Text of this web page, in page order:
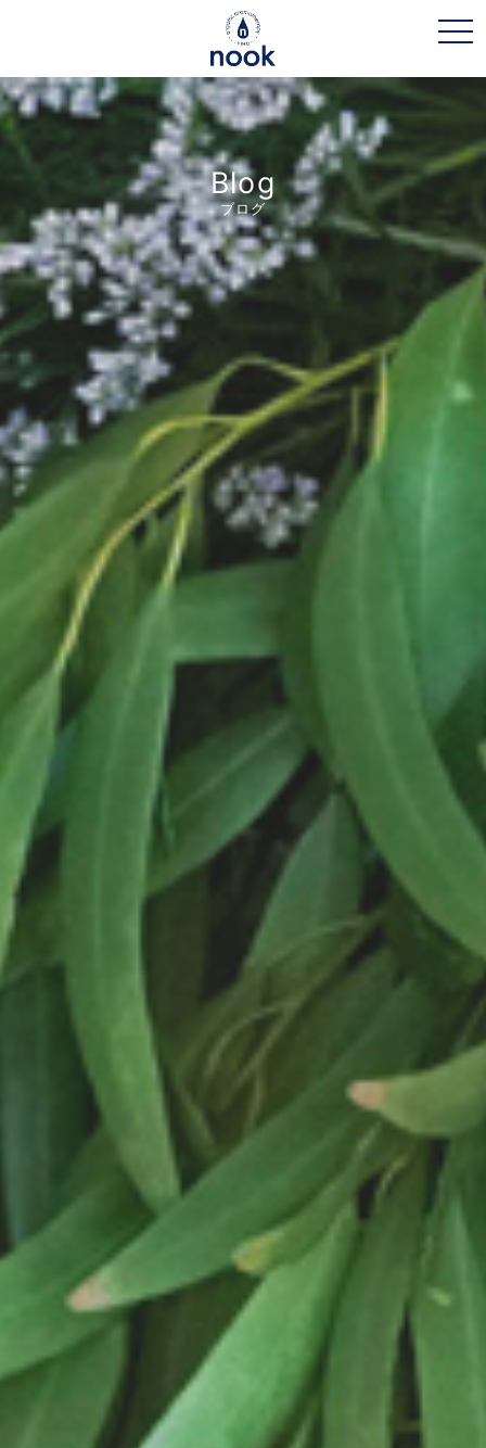
Blog
ブログ